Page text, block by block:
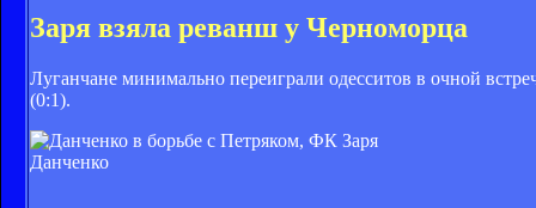
Заря взяла реванш у Черноморца
Луганчане минимально переиграли одесситов в очной
(0:1).
Данченко